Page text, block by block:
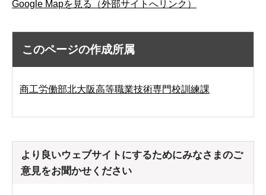
Google Mapを見る（外部サイトへリンク）
このページの作成所属
商工労働部北大阪高等職業技術専門校訓練課
より良いウェブサイトにするためにみなさまのご
意見をお聞かせください